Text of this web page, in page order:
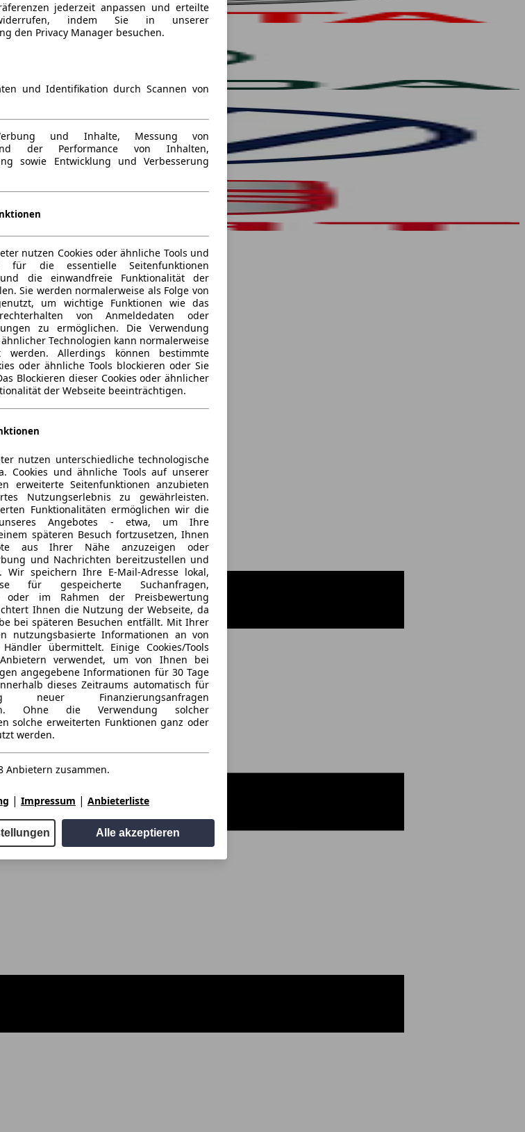
jederzeit anpassen und erteilte
indem Sie in unserer
den Privacy Manager besuchen.
und Identifikation durch Scannen von
und Inhalte, Messung von
der Performance von Inhalten,
sowie Entwicklung und Verbesserung
nutzen Cookies oder ähnliche Tools und
für die essentielle Seitenfunktionen
die einwandfreie Funktionalität der
Sie werden normalerweise als Folge von
um wichtige Funktionen wie das
von Anmeldedaten oder
zu ermöglichen. Die Verwendung
Technologien kann normalerweise
werden. Allerdings können bestimmte
oder ähnliche Tools blockieren oder Sie
Blockieren dieser Cookies oder ähnlicher
der Webseite beeinträchtigen.
nutzen unterschiedliche technologische
Cookies und ähnliche Tools auf unserer
erweiterte Seitenfunktionen anzubieten
Nutzungserlebnis zu gewährleisten.
Funktionalitäten ermöglichen wir die
unseres Angebotes - etwa, um Ihre
späteren Besuch fortzusetzen, Ihnen
aus Ihrer Nähe anzuzeigen oder
und Nachrichten bereitzustellen und
Wir speichern Ihre E-Mail-Adresse lokal,
für gespeicherte Suchanfragen,
oder im Rahmen der Preisbewertung
Ihnen die Nutzung der Webseite, da
bei späteren Besuchen entfällt. Mit Ihrer
nutzungsbasierte Informationen an von
übermittelt. Einige Cookies/Tools
verwendet, um von Ihnen bei
angegebene Informationen für 30 Tage
dieses Zeitraums automatisch für
Finanzierungsanfragen
Ohne die Verwendung solcher
solche erweiterten Funktionen ganz oder
werden.
Anbietern zusammen.
| Impressum | Anbieterliste
Alle akzeptieren